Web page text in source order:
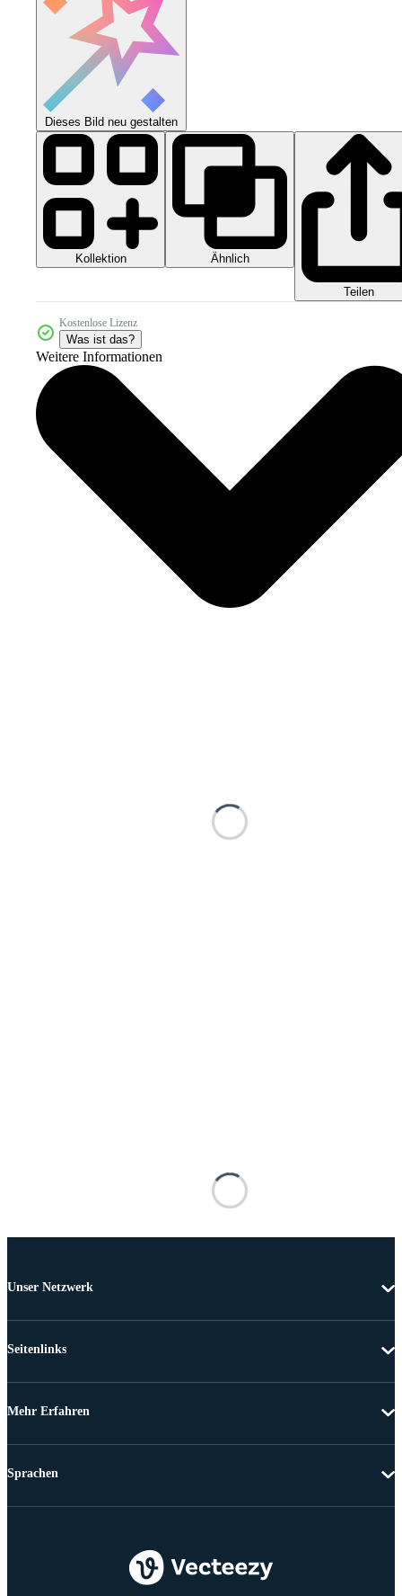
Dieses Bild neu gestalten
Kollektion Ähnlich
Teilen
Kostenlose Lizenz
Was ist das?
Weitere Informationen
Unser Netzwerk
Seitenlinks
Mehr Erfahren
Sprachen